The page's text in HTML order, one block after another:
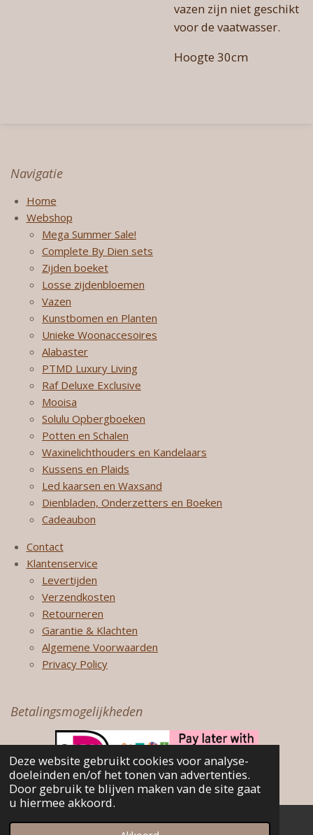
Deze website gebruikt cookies voor analyse-
doeleinden en/of het tonen van advertenties.
Door gebruik te blijven maken van de site gaat
u hiermee akkoord.
vazen zijn niet geschikt
voor de vaatwasser.
Hoogte 30cm
Navigatie
Home
Webshop
Mega Summer Sale!
Complete By Dien sets
Zijden boeket
Losse zijdenbloemen
Vazen
Kunstbomen en Planten
Unieke Woonaccesoires
Alabaster
PTMD Luxury Living
Raf Deluxe Exclusive
Mooisa
Solulu Opbergboeken
Potten en Schalen
Waxinelichthouders en Kandelaars
Kussens en Plaids
Led kaarsen en Waxsand
Dienbladen, Onderzetters en Boeken
Cadeaubon
Contact
Klantenservice
Levertijden
Verzendkosten
Retourneren
Garantie & Klachten
Algemene Voorwaarden
Privacy Policy
Betalingsmogelijkheden
© 2021 - 2026 BY-DIEN.NL